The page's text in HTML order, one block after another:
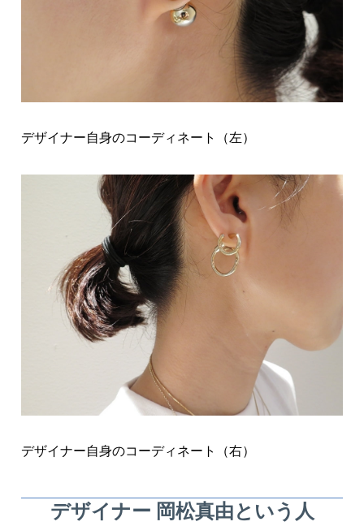
デザイナー自身のコーディネート（左）
デザイナー自身のコーディネート（右）
デザイナー 岡松真由という人